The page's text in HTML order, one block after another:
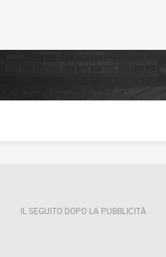
IL SEGUITO DOPO LA PUBBLICITÀ